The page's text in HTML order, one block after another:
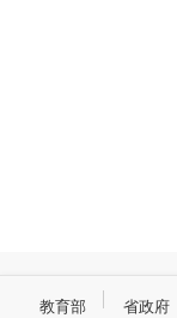
教育部 省政府